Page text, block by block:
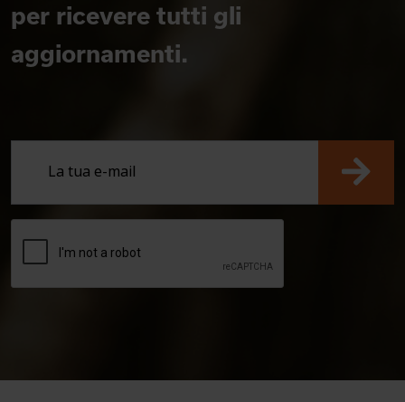
per ricevere tutti gli
aggiornamenti.